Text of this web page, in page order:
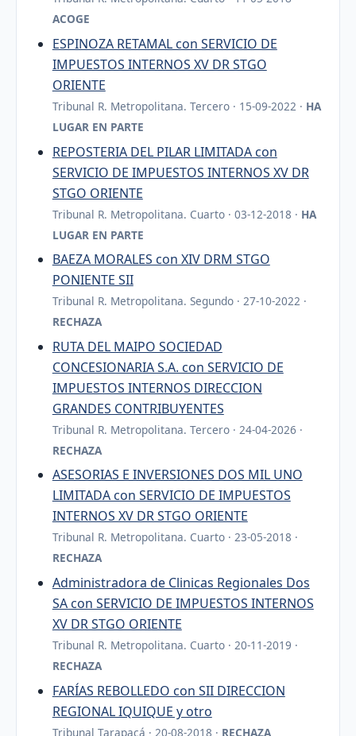
ACOGE
ESPINOZA RETAMAL con SERVICIO DE
IMPUESTOS INTERNOS XV DR STGO
ORIENTE
Tribunal R. Metropolitana. Tercero · 15-09-2022 · HA
LUGAR EN PARTE
REPOSTERIA DEL PILAR LIMITADA con
SERVICIO DE IMPUESTOS INTERNOS XV DR
STGO ORIENTE
Tribunal R. Metropolitana. Cuarto · 03-12-2018 · HA
LUGAR EN PARTE
BAEZA MORALES con XIV DRM STGO
PONIENTE SII
Tribunal R. Metropolitana. Segundo · 27-10-2022 ·
RECHAZA
RUTA DEL MAIPO SOCIEDAD
CONCESIONARIA S.A. con SERVICIO DE
IMPUESTOS INTERNOS DIRECCION
GRANDES CONTRIBUYENTES
Tribunal R. Metropolitana. Tercero · 24-04-2026 ·
RECHAZA
ASESORIAS E INVERSIONES DOS MIL UNO
LIMITADA con SERVICIO DE IMPUESTOS
INTERNOS XV DR STGO ORIENTE
Tribunal R. Metropolitana. Cuarto · 23-05-2018 ·
RECHAZA
Administradora de Clinicas Regionales Dos
SA con SERVICIO DE IMPUESTOS INTERNOS
XV DR STGO ORIENTE
Tribunal R. Metropolitana. Cuarto · 20-11-2019 ·
RECHAZA
FARÍAS REBOLLEDO con SII DIRECCION
REGIONAL IQUIQUE y otro
Tribunal Tarapacá · 20-08-2018 · RECHAZA